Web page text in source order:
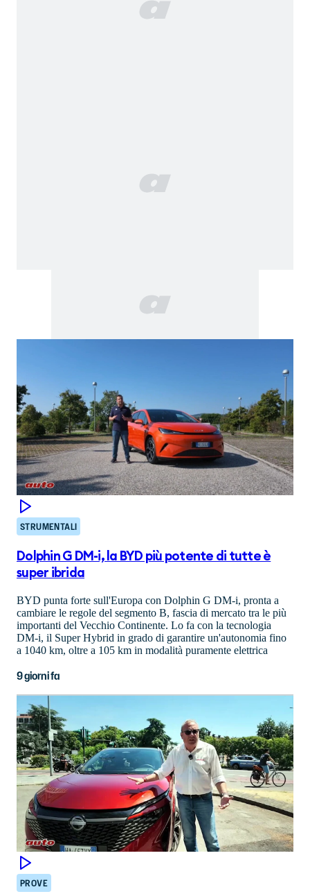
STRUMENTALI
Dolphin G DM-i, la BYD più potente di tutte è
super ibrida
BYD punta forte sull'Europa con Dolphin G DM-i, pronta a
cambiare le regole del segmento B, fascia di mercato tra le più
importanti del Vecchio Continente. Lo fa con la tecnologia
DM-i, il Super Hybrid in grado di garantire un'autonomia fino
a 1040 km, oltre a 105 km in modalità puramente elettrica
9 giorni fa
PROVE